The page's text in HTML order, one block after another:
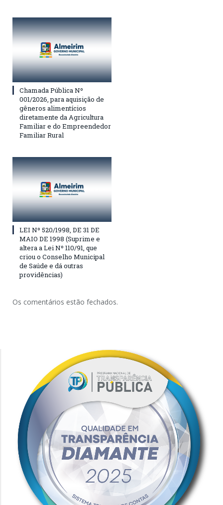
Chamada Pública Nº
001/2026, para aquisição de
gêneros alimentícios
diretamente da Agricultura
Familiar e do Empreendedor
Familiar Rural
LEI Nº 520/1998, DE 31 DE
MAIO DE 1998 (Suprime e
altera a Lei Nº 110/91, que
criou o Conselho Municipal
de Saúde e dá outras
providências)
Os comentários estão fechados.